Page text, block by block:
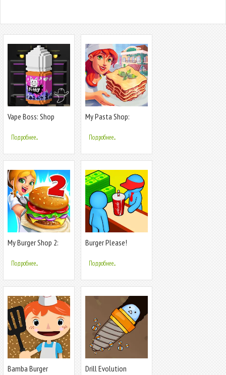
Vape Boss: Shop
Подробнее...
My Pasta Shop:
Подробнее...
My Burger Shop 2:
Подробнее...
Burger Please!
Подробнее...
Bamba Burger Drill Evolution